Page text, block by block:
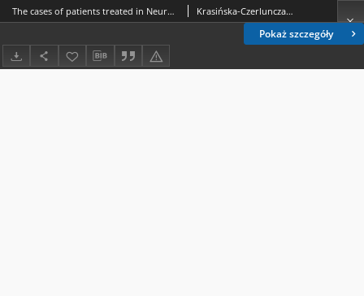
Pokaż szczegóły
The cases of patients treated in Neurology Clinic of the Medical Academy in Lublin on account of atatus epilepticus Krasińska-Czerlunczakiewicz, Halina.; Halczuk, Iwona.